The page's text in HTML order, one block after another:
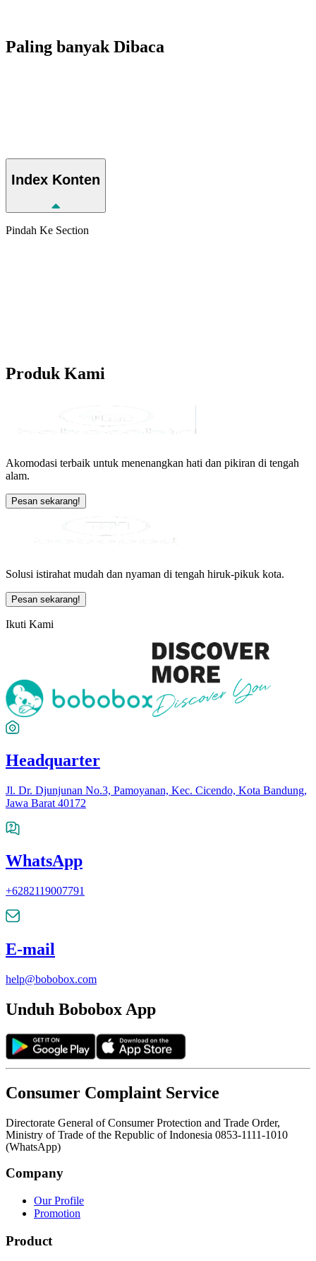
Paling banyak Dibaca
Index Konten
Pindah Ke Section
Produk Kami
Akomodasi terbaik untuk menenangkan hati dan pikiran di tengah
alam.
Pesan sekarang!
Solusi istirahat mudah dan nyaman di tengah hiruk-pikuk kota.
Pesan sekarang!
Ikuti Kami
Headquarter
Jl. Dr. Djunjunan No.3, Pamoyanan, Kec. Cicendo, Kota Bandung,
Jawa Barat 40172
WhatsApp
+6282119007791
E-mail
help@bobobox.com
Unduh Bobobox App
Consumer Complaint Service
Directorate General of Consumer Protection and Trade Order,
Ministry of Trade of the Republic of Indonesia 0853-1111-1010
(WhatsApp)
Company
Our Profile
Promotion
Product